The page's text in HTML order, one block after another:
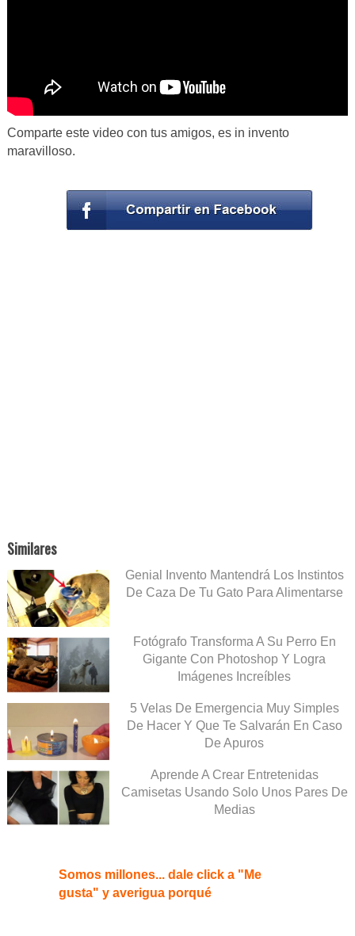
Comparte este video con tus amigos, es in invento
maravilloso.
Similares
Genial Invento Mantendrá Los Instintos
De Caza De Tu Gato Para Alimentarse
Fotógrafo Transforma A Su Perro En
Gigante Con Photoshop Y Logra
Imágenes Increíbles
5 Velas De Emergencia Muy Simples
De Hacer Y Que Te Salvarán En Caso
De Apuros
Aprende A Crear Entretenidas
Camisetas Usando Solo Unos Pares De
Medias
Somos millones... dale click a "Me
gusta" y averigua porqué